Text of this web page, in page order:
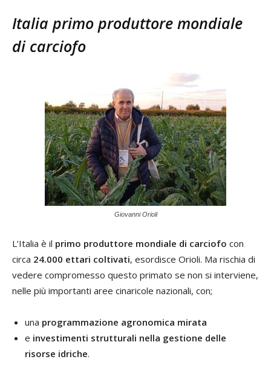
Italia primo produttore mondiale
di carciofo
Giovanni Orioli
L’Italia è il primo produttore mondiale di carciofo con
circa 24.000 ettari coltivati, esordisce Orioli. Ma rischia di
vedere compromesso questo primato se non si interviene,
nelle più importanti aree cinaricole nazionali, con;
una programmazione agronomica mirata
e investimenti strutturali nella gestione delle
risorse idriche.